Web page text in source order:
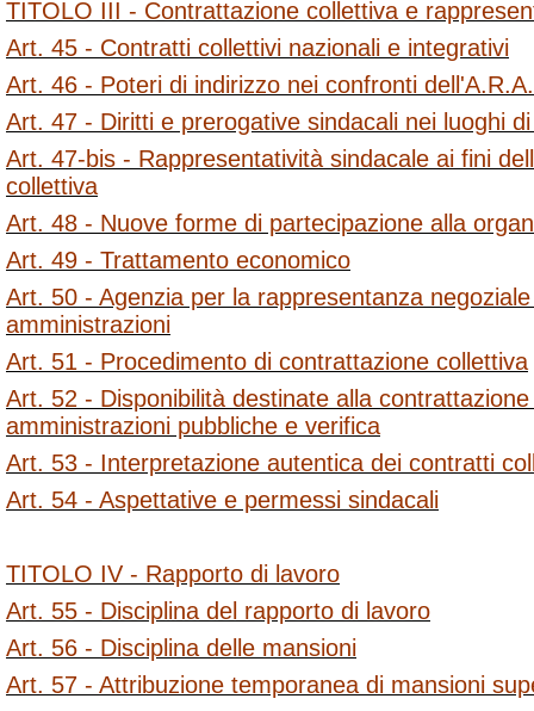
TITOLO III - Contrattazione collettiva e
Art. 45 - Contratti collettivi nazionali e integrativi
Art. 46 - Poteri di indirizzo nei confronti
Art. 47 - Diritti e prerogative sindacali nei luoghi
Art. 47-bis - Rappresentatività sindacale ai fini
collettiva
Art. 48 - Nuove forme di partecipazione alla
Art. 49 - Trattamento economico
Art. 50 - Agenzia per la rappresentanza
amministrazioni
Art. 51 - Procedimento di contrattazione collettiva
Art. 52 - Disponibilità destinate alla
amministrazioni pubbliche e verifica
Art. 53 - Interpretazione autentica dei contratti
Art. 54 - Aspettative e permessi sindacali
TITOLO IV - Rapporto di lavoro
Art. 55 - Disciplina del rapporto di lavoro
Art. 56 - Disciplina delle mansioni
Art. 57 - Attribuzione temporanea di mansioni